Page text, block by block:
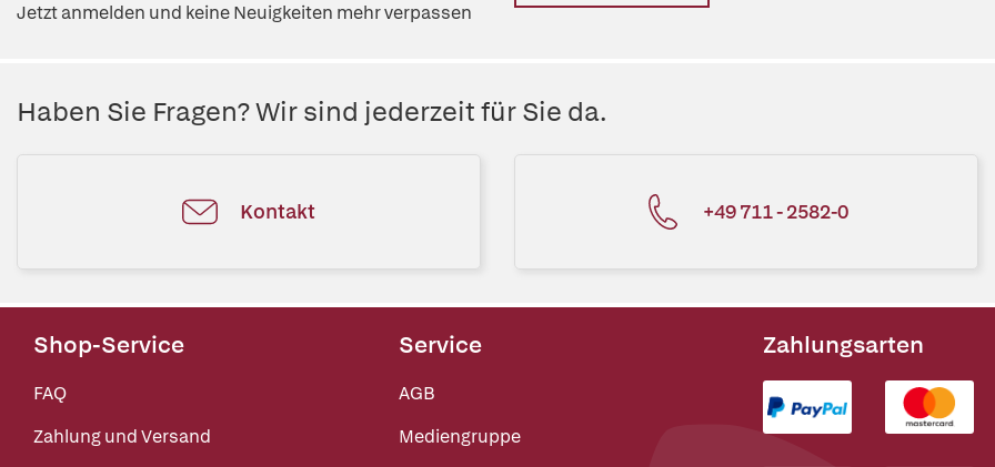
Jetzt anmelden und keine Neuigkeiten mehr verpassen
Haben Sie Fragen? Wir sind jederzeit für Sie da.
Kontakt +49 711 - 2582-0
Shop-Service
FAQ
Zahlung und Versand
Service
AGB
Mediengruppe
Zahlungsarten